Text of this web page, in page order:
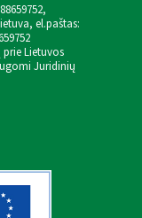
el.paštas:
Lietuvos
Juridinių